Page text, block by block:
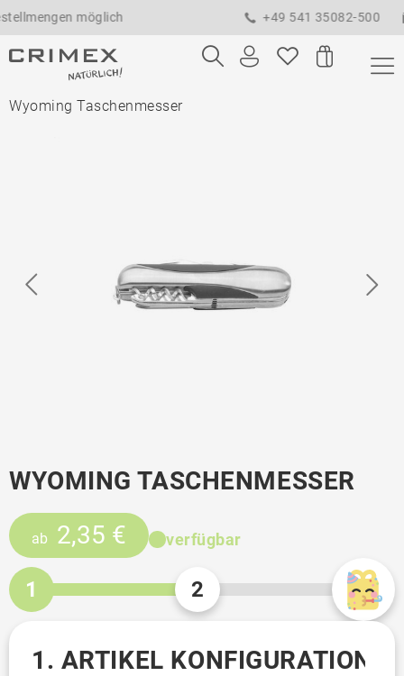
möglich +49 541 35082-500
Wyoming Taschenmesser
WYOMING TASCHENMESSER
ab 2,35 € verfügbar
1 2
1. ARTIKEL KONFIGURATION